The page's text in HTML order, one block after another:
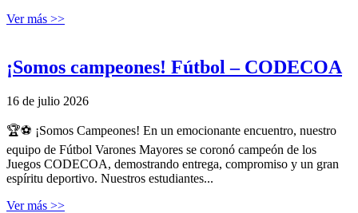
Ver más >>
¡Somos campeones! Fútbol – CODECOA
16 de julio 2026
🏆⚽ ¡Somos Campeones! En un emocionante encuentro, nuestro
equipo de Fútbol Varones Mayores se coronó campeón de los
Juegos CODECOA, demostrando entrega, compromiso y un gran
espíritu deportivo. Nuestros estudiantes...
Ver más >>